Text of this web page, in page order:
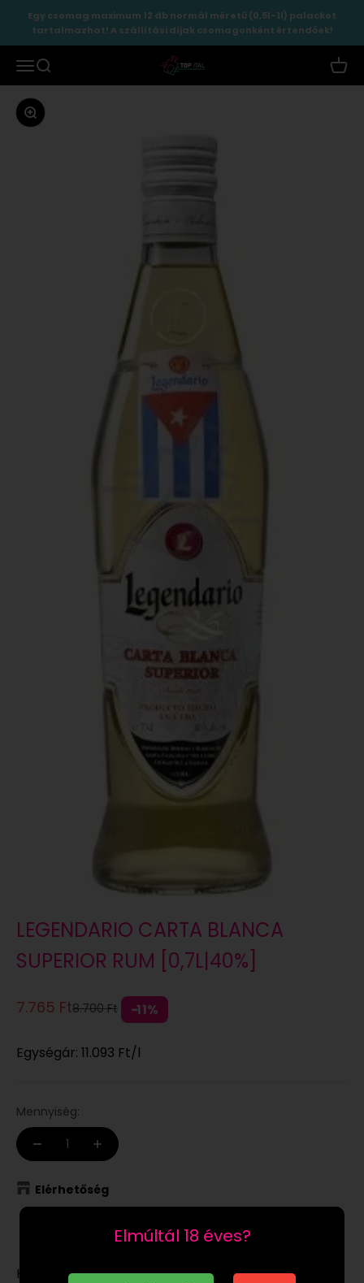
Ugrás a tartalomhoz
Egy csomag maximum 12 db normál méretű (0,5l-1l) palackot
tartalmazhat! A szállítási díjak csomagonként értendőek!
MenüKeresés TopItal Kosár
Elmúltál 18 éves?
Zoomolás
LEGENDARIO CARTA BLANCA
SUPERIOR RUM [0,7L|40%]
Eladási ár
7.765 FtNormál áron
8.700 Ft 11%
Egységár: 11.093 Ft/l
Mennyiség:
Elérhetőség
Ha a raktáronlévő terméket munkanapon 12:00-ig